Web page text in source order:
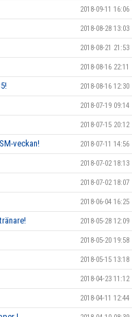
2018-09-11 16:06
2018-08-28 13:03
2018-08-21 21:53
2018-08-16 22:11
2018-08-16 12:30
2018-07-19 09:14
2018-07-15 20:12
veckan! 2018-07-11 14:56
2018-07-02 18:13
2018-07-02 18:07
2018-06-04 16:25
2018-05-28 12:09
2018-05-20 19:58
2018-05-15 13:18
2018-04-23 11:12
2018-04-11 12:44